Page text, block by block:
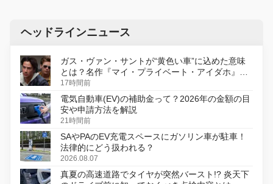
ヘッドラインニュース
ガス・ヴァン・サントが“黄色い車”に込めた意味
とは？名作『マイ・プライベート・アイダホ』が
初のデジタルリマスター版で復活
17時間前
電気自動車(EV)の補助金って？2026年の金額の目
安や申請方法を解説
21時間前
SAやPAのEV充電スペースにガソリン車が駐車！
法律的にどう扱われる？
2026.08.07
真夏の高速道路でタイヤが突然バースト!? 炎天下